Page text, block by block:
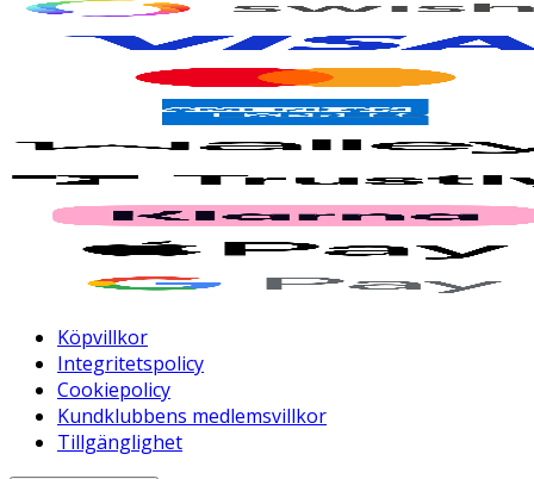
Köpvillkor
Integritetspolicy
Cookiepolicy
Kundklubbens medlemsvillkor
Tillgänglighet